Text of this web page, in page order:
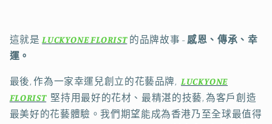
這就是 LUCKYONE FLORIST 的品牌故事 -感恩、傳承、幸
運。
最後, 作為一家幸運兒創立的花藝品牌, LUCKYONE
FLORIST 堅持用最好的花材、最精湛的技藝, 為客戶創造
最美好的花藝體驗。我們期望能成為香港乃至全球最值得